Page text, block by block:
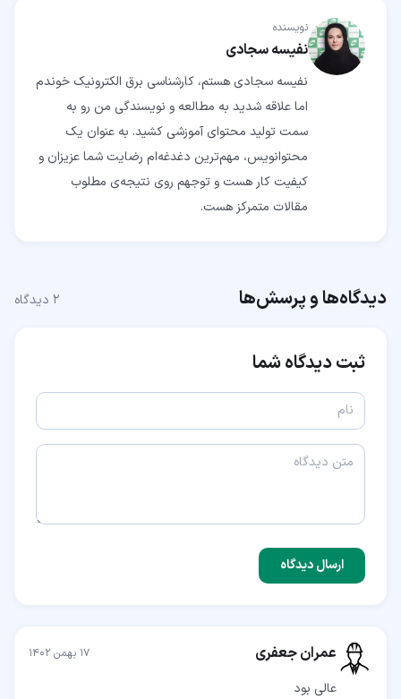
نویسنده
نفیسه سجادی
نفیسه سجادی هستم، کارشناسی برق الکترونیک خوندم
اما علاقه شدید به مطالعه و نویسندگی من رو به
سمت تولید محتوای آموزشی کشید. به عنوان یک
محتوانویس، مهم‌ترین دغدغه‌ام رضایت شما عزیزان و
کیفیت کار هست و توجهم روی نتیجه‌ی مطلوب
مقالات متمرکز هست.
دیدگاه‌ها و پرسش‌ها ۲ دیدگاه
ثبت دیدگاه شما
ارسال دیدگاه
عمران جعفری ۱۷ بهمن ۱۴۰۲